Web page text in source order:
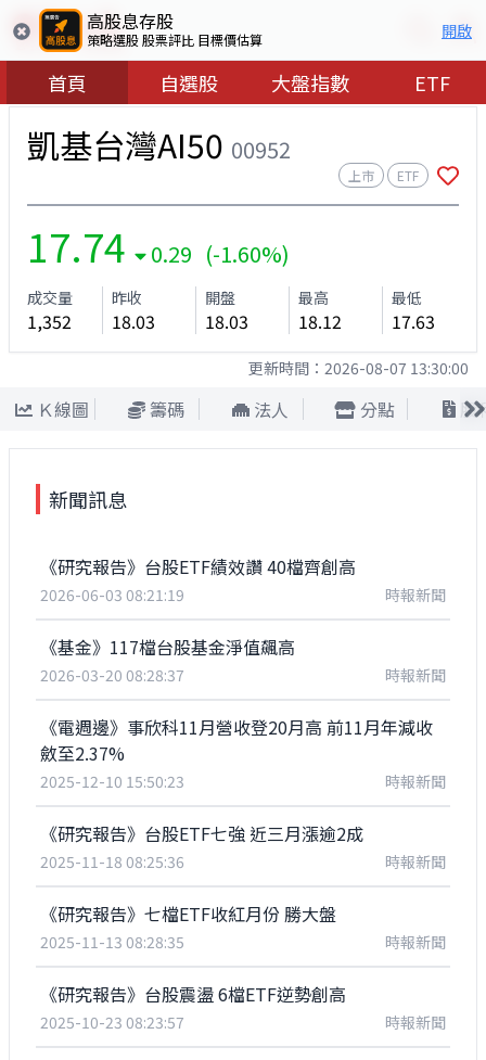
高股息存股
策略選股 股票評比 目標價估算 開啟
首頁 自選股 大盤指數 ETF
凱基台灣AI50 00952
上市 ETF
17.74 0.29 (-1.60%)
成交量
1,352
昨收
18.03
開盤
18.03
最高
18.12
最低
17.63
更新時間： 2026-08-07 13:30:00
Ｋ線圖 籌碼 法人 分點 股
新聞訊息
《研究報告》台股ETF績效讚 40檔齊創高
2026-06-03 08:21:19 時報新聞
《基金》117檔台股基金淨值飆高
2026-03-20 08:28:37 時報新聞
《電週邊》事欣科11月營收登20月高 前11月年減收
斂至2.37%
2025-12-10 15:50:23 時報新聞
《研究報告》台股ETF七強 近三月漲逾2成
2025-11-18 08:25:36 時報新聞
《研究報告》七檔ETF收紅月份 勝大盤
2025-11-13 08:28:35 時報新聞
《研究報告》台股震盪 6檔ETF逆勢創高
2025-10-23 08:23:57 時報新聞